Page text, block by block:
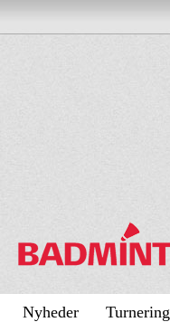
Nyheder Turnering